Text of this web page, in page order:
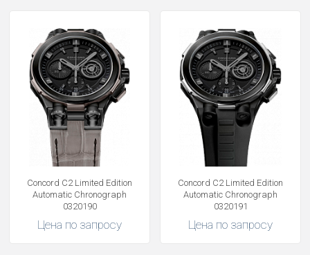
Concord C2 Limited Edition
Automatic Chronograph
0320190
Цена по запросу
Concord C2 Limited Edition
Automatic Chronograph
0320191
Цена по запросу
Получать на почту